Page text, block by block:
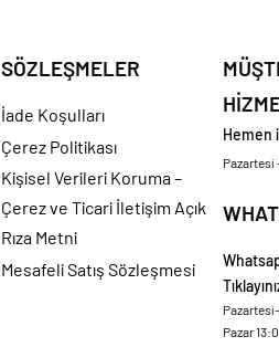
SÖZLEŞMELER
İade Koşulları
Çerez Politikası
Kişisel Verileri Koruma –
Çerez ve Ticari İletişim Açık
Rıza Metni
Mesafeli Satış Sözleşmesi
Hemen
Pazartesi
Pazar